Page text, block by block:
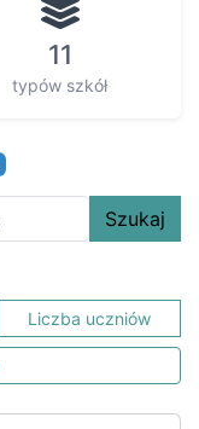
11
typów szkół
Szukaj
Liczba uczniów